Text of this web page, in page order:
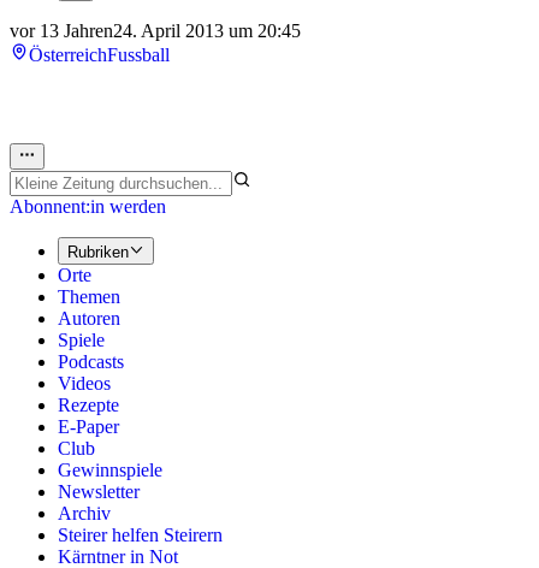
vor 13 Jahren24. April 2013 um 20:45
ÖsterreichFussball
Abonnent:in werden
Rubriken
Orte
Themen
Autoren
Spiele
Podcasts
Videos
Rezepte
E-Paper
Club
Gewinnspiele
Newsletter
Archiv
Steirer helfen Steirern
Kärntner in Not